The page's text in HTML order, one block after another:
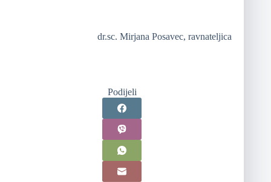
dr.sc. Mirjana Posavec, ravnateljica
Podijeli